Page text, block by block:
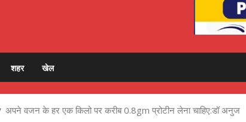
शहर खेल
अपने वजन के हर एक किलो पर करीब 0.8gm प्रोटीन लेना चाहिए:डॉ अनुज